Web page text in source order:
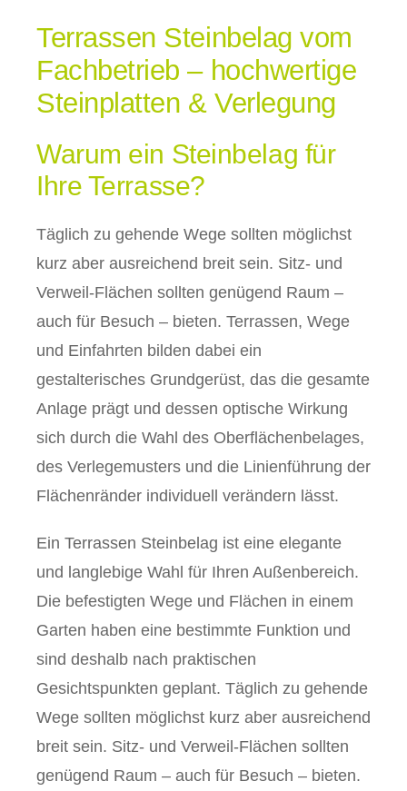
Terrassen Steinbelag vom
Fachbetrieb – hochwertige
Steinplatten & Verlegung
Warum ein Steinbelag für
Ihre Terrasse?
Täglich zu gehende Wege sollten möglichst
kurz aber ausreichend breit sein. Sitz- und
Verweil-Flächen sollten genügend Raum –
auch für Besuch – bieten. Terrassen, Wege
und Einfahrten bilden dabei ein
gestalterisches Grundgerüst, das die gesamte
Anlage prägt und dessen optische Wirkung
sich durch die Wahl des Oberflächenbelages,
des Verlegemusters und die Linienführung der
Flächenränder individuell verändern lässt.
Ein Terrassen Steinbelag ist eine elegante
und langlebige Wahl für Ihren Außenbereich.
Die befestigten Wege und Flächen in einem
Garten haben eine bestimmte Funktion und
sind deshalb nach praktischen
Gesichtspunkten geplant. Täglich zu gehende
Wege sollten möglichst kurz aber ausreichend
breit sein. Sitz- und Verweil-Flächen sollten
genügend Raum – auch für Besuch – bieten.